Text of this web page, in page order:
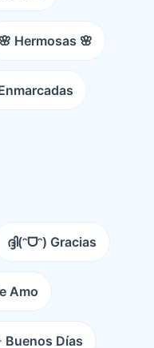
🌸 Hermosas 🌸
ദ്ദി(ᵔᗜᵔ) Gracias
Amo
Días